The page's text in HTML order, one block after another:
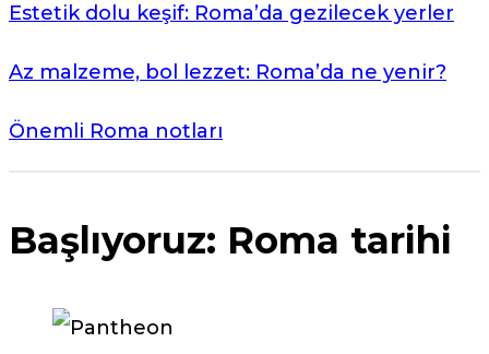
Estetik dolu keşif: Roma’da gezilecek yerler
Az malzeme, bol lezzet: Roma’da ne yenir?
Önemli Roma notları
Başlıyoruz: Roma tarihi